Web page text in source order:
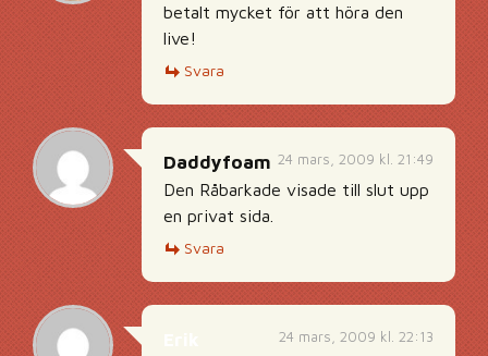
betalt mycket för att höra den
live!
Svara
24 mars, 2009 kl. 21:49
Daddyfoam
Den Råbarkade visade till slut upp
en privat sida.
Svara
24 mars, 2009 kl. 22:13